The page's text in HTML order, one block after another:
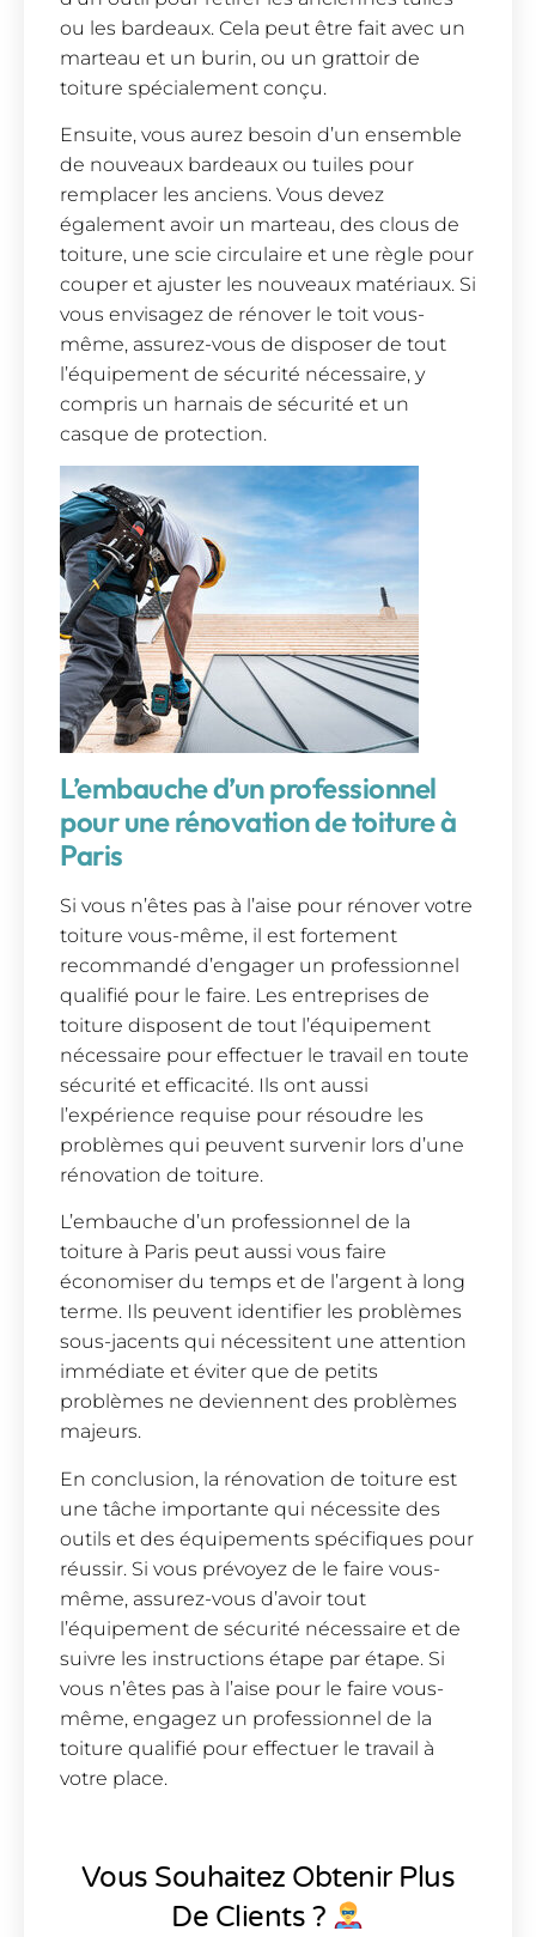
ou les bardeaux. Cela peut être fait avec un
marteau et un burin, ou un grattoir de
toiture spécialement conçu.
Ensuite, vous aurez besoin d’un ensemble
de nouveaux bardeaux ou tuiles pour
remplacer les anciens. Vous devez
également avoir un marteau, des clous de
toiture, une scie circulaire et une règle pour
couper et ajuster les nouveaux matériaux. Si
vous envisagez de rénover le toit vous-
même, assurez-vous de disposer de tout
l’équipement de sécurité nécessaire, y
compris un harnais de sécurité et un
casque de protection.
L’embauche d’un professionnel
pour une rénovation de toiture à
Paris
Si vous n’êtes pas à l’aise pour rénover votre
toiture vous-même, il est fortement
recommandé d’engager un professionnel
qualifié pour le faire. Les entreprises de
toiture disposent de tout l’équipement
nécessaire pour effectuer le travail en toute
sécurité et efficacité. Ils ont aussi
l’expérience requise pour résoudre les
problèmes qui peuvent survenir lors d’une
rénovation de toiture.
L’embauche d’un professionnel de la
toiture à Paris peut aussi vous faire
économiser du temps et de l’argent à long
terme. Ils peuvent identifier les problèmes
sous-jacents qui nécessitent une attention
immédiate et éviter que de petits
problèmes ne deviennent des problèmes
majeurs.
En conclusion, la rénovation de toiture est
une tâche importante qui nécessite des
outils et des équipements spécifiques pour
réussir. Si vous prévoyez de le faire vous-
même, assurez-vous d’avoir tout
l’équipement de sécurité nécessaire et de
suivre les instructions étape par étape. Si
vous n’êtes pas à l’aise pour le faire vous-
même, engagez un professionnel de la
toiture qualifié pour effectuer le travail à
votre place.
Vous Souhaitez Obtenir Plus
De Clients ?